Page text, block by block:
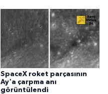
SpaceX roket parçasının
Ay'a çarpma anı
görüntülendi